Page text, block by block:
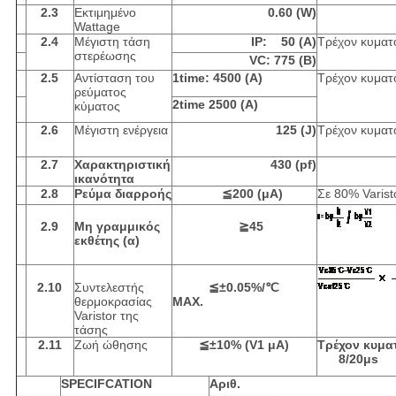
2.3
Εκτιμημένο
Wattage
0.60 (W)
2.4
Μέγιστη τάση
στερέωσης
IP: 50 (Α)Τρέχον
VC: 775 (Β)
2.5
Αντίσταση του
ρεύματος
κύματος
1time: 4500 (Α)
Τρέχον
2time 2500 (Α)
2.6
Μέγιστη ενέργεια 125 (J)Τρέχον
2.7
Χαρακτηριστική
ικανότητα
430 (pf)
2.8 Ρεύμα διαρροής ≦200 (μA) Σε 80%
2.9
Μη γραμμικός
εκθέτης (α)
≧45
2.10
Συντελεστής
θερμοκρασίας
Varistor της
τάσης
≦±0.05%/℃
MAX.
2.11 Ζωή ώθησης ≦±10% (V1 μΑ)
Τρέχον
8/20μs
SPECIFCATION
Αριθ.